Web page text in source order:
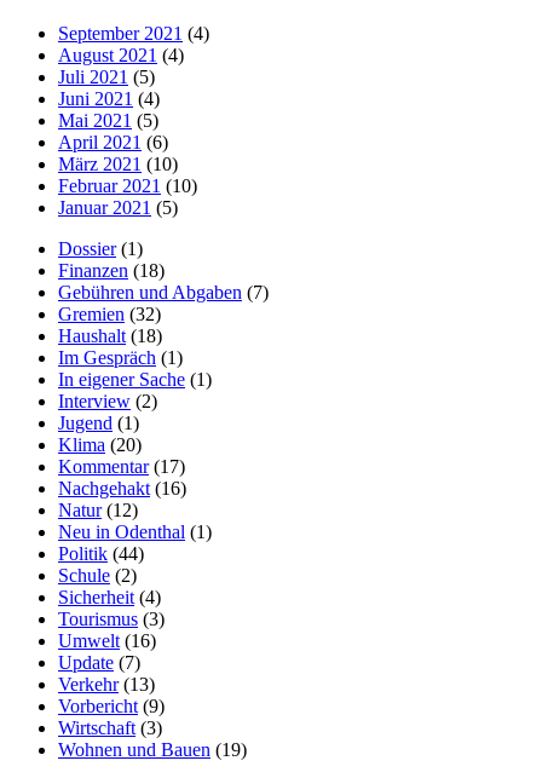
September 2021 (4)
August 2021 (4)
Juli 2021 (5)
Juni 2021 (4)
Mai 2021 (5)
April 2021 (6)
März 2021 (10)
Februar 2021 (10)
Januar 2021 (5)
Dossier(1)
Finanzen (18)
Gebühren und Abgaben (7)
Gremien (32)
Haushalt (18)
Im Gespräch (1)
In eigener Sache (1)
Interview (2)
Jugend (1)
Klima (20)
Kommentar(17)
Nachgehakt (16)
Natur(12)
Neu in Odenthal (1)
Politik (44)
Schule (2)
Sicherheit (4)
Tourismus (3)
Umwelt (16)
Update (7)
Verkehr(13)
Vorbericht (9)
Wirtschaft (3)
Wohnen und Bauen (19)